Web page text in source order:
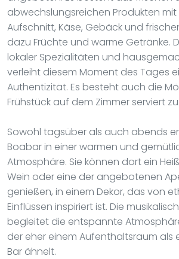
abwechslungsreichen Produkten mit
Aufschnitt, Käse, Gebäck und
dazu Früchte und warme Getränke.
lokaler Spezialitäten und
verleiht diesem Moment des Tages
Authentizität. Es besteht auch die
Frühstück auf dem Zimmer serviert
Sowohl tagsüber als auch abends
Boabar in einer warmen und
Atmosphäre. Sie können dort ein
Wein oder eine der angebotenen
genießen, in einem Dekor, das von
Einflüssen inspiriert ist. Die
begleitet die entspannte
der eher einem Aufenthaltsraum als
Bar ähnelt.